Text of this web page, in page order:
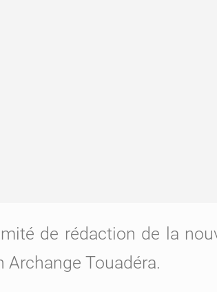
de rédaction de la
Archange Touadéra.